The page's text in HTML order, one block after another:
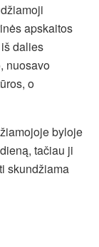
apskaitos
dalies
nuosavo
o
byloje
tačiau ji
skundžiama